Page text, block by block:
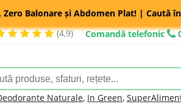
Balonare și Abdomen Plat! | Caută
(4,9)
Comandă telefonic
Naturale, In Green,